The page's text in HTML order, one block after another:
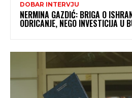
DOBAR INTERVJU
NERMINA GAZDIĆ: BRIGA O
ODRICANJE, NEGO INVESTICIJA U